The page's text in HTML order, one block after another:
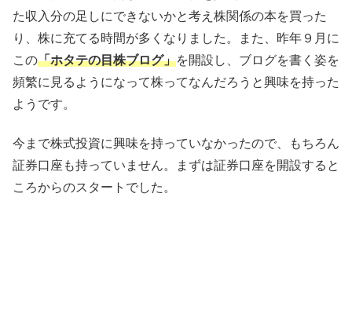
た収入分の足しにできないかと考え株関係の本を買った
り、株に充てる時間が多くなりました。また、昨年９月に
この「ホタテの目株ブログ」を開設し、ブログを書く姿を
頻繁に見るようになって株ってなんだろうと興味を持った
ようです。
今まで株式投資に興味を持っていなかったので、もちろん
証券口座も持っていません。まずは証券口座を開設すると
ころからのスタートでした。